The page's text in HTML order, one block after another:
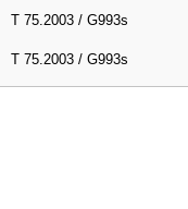
T 75.2003 / G993s
T 75.2003 / G993s